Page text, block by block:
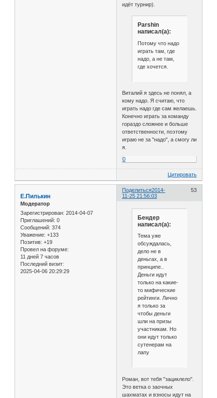
идёт турнир).
Parshin
написал(а):
Потому что надо
играть там, где
надо, а не там,
где хочется.
Виталий я здесь не понял, а
кому надо. Я считаю, что
играть надо где сам желаешь.
Конечно играть за команду
гораздо сложнее и больше
ответственности, поэтому
играю не за "надо", а смогу ли
я.
0
Цитировать
Поделиться 53
2014-
11-25 21:56:03
Е.Пилькин
Модератор
Зарегистрирован: 2014-04-07
Приглашений: 0
Сообщений: 374
Уважение: +133
Позитив: +19
Провел на форуме:
11 дней 7 часов
Последний визит:
2025-04-06 20:29:29
Бендер
написал(а):
Тема уже
обсуждалась,
дело не в
деньгах, а в
принципе..
Деньги идут
только на какие-
то мифические
рейтинги. Лично
я только за
чтобы деньги
шли на призы
участникам. Но
они идут только
сутенерам на
лапу
Роман, вот тебя "зациклело".
Это ветка о заочных
шахматах и взносы идут на